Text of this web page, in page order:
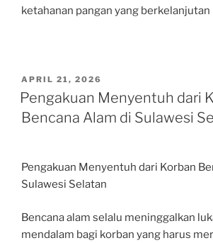
ketahanan pangan yang berkelanjutan
POSTED
ON
APRIL 21, 2026
Pengakuan Menyentuh dari
Bencana Alam di Sulawesi
Pengakuan Menyentuh dari Korban
Sulawesi Selatan
Bencana alam selalu meninggalkan
mendalam bagi korban yang harus